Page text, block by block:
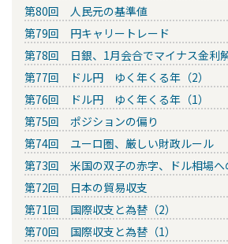
第80回 人民元の基準値
第79回 円キャリートレード
第78回 日銀、1月会合でマイナス金利
第77回 ドル円 ゆく年くる年（2）
第76回 ドル円 ゆく年くる年（1）
第75回 ポジションの偏り
第74回 ユーロ圏、厳しい財政ルール
第73回 米国の双子の赤字、ドル相場へ
第72回 日本の貿易収支
第71回 国際収支と為替（2）
第70回 国際収支と為替（1）